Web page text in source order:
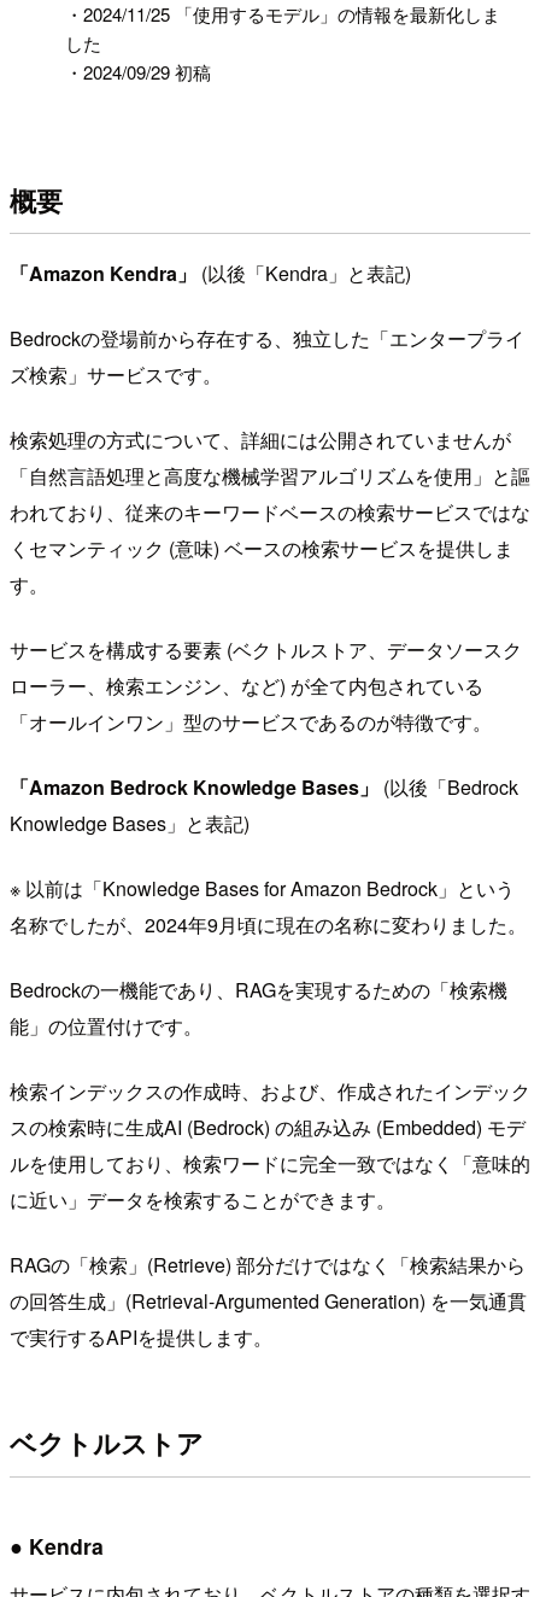
・2024/11/25 「使用するモデル」の情報を最新化しま
した
・2024/09/29 初稿
概要
「Amazon Kendra」 (以後「Kendra」と表記)
Bedrockの登場前から存在する、独立した「エンタープライ
ズ検索」サービスです。
検索処理の方式について、詳細には公開されていませんが
「自然言語処理と高度な機械学習アルゴリズムを使用」と謳
われており、従来のキーワードベースの検索サービスではな
くセマンティック (意味) ベースの検索サービスを提供しま
す。
サービスを構成する要素 (ベクトルストア、データソースク
ローラー、検索エンジン、など) が全て内包されている
「オールインワン」型のサービスであるのが特徴です。
「Amazon Bedrock Knowledge Bases」 (以後「Bedrock
Knowledge Bases」と表記)
※ 以前は「Knowledge Bases for Amazon Bedrock」という
名称でしたが、2024年9月頃に現在の名称に変わりました。
Bedrockの一機能であり、RAGを実現するための「検索機
能」の位置付けです。
検索インデックスの作成時、および、作成されたインデック
スの検索時に生成AI (Bedrock) の組み込み (Embedded) モデ
ルを使用しており、検索ワードに完全一致ではなく「意味的
に近い」データを検索することができます。
RAGの「検索」(Retrieve) 部分だけではなく「検索結果から
の回答生成」(Retrieval-Argumented Generation) を一気通貫
で実行するAPIを提供します。
ベクトルストア
● Kendra